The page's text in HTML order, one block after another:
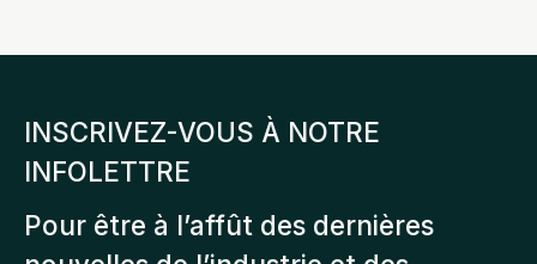
INSCRIVEZ-VOUS À NOTRE
INFOLETTRE
Pour être à l’affût des dernières